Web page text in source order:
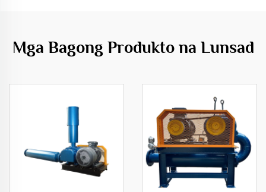
Mga Bagong Produkto na Lunsad